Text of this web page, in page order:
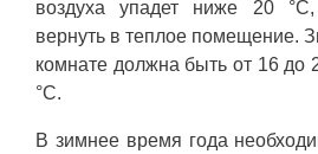
воздуха упадет ниже 20 °C,
вернуть в теплое помещение.
комнате должна быть от 16 до
°C.
В зимнее время года